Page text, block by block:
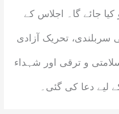
جائے گا۔ اجلاس کے
سربلندی، تحریک آزادی
و ترقی اور شہداء
لیے دعا کی گئی۔